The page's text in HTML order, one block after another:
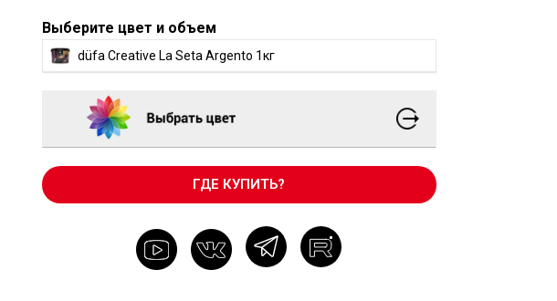
Выберите цвет и объем
düfa Creative La Seta Argento 1кг
ГДЕ КУПИТЬ?